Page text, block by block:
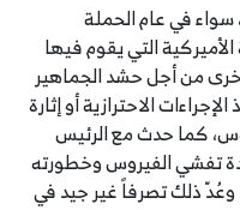
سواء في عام الحملة
الأميركية التي يقوم فيها
من أجل حشد الجماهير
الاحترازية أو إثارة
كما حدث مع الرئيس
تفشي الفيروس وخطورته
ذلك تصرفاً غير جيد في